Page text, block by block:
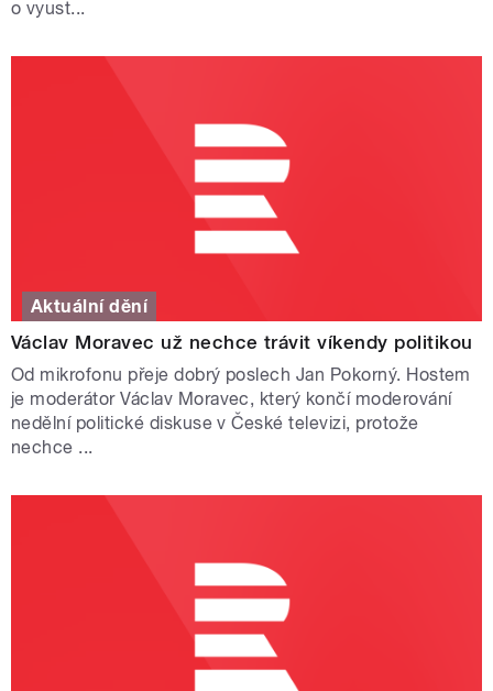
o vyust...
Aktuální dění
Václav Moravec už nechce trávit víkendy politikou
Od mikrofonu přeje dobrý poslech Jan Pokorný. Hostem
je moderátor Václav Moravec, který končí moderování
nedělní politické diskuse v České televizi, protože
nechce ...